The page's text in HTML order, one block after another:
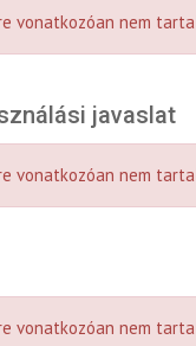
vonatkozóan nem
javaslat
vonatkozóan nem
vonatkozóan nem